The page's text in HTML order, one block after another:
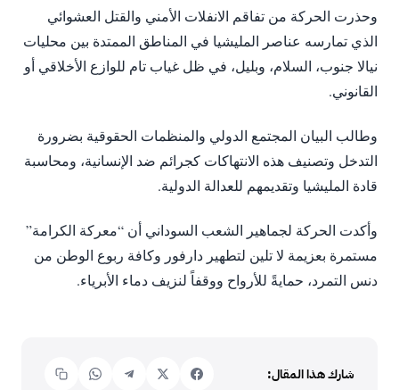
وحذرت الحركة من تفاقم الانفلات الأمني والقتل العشوائي
الذي تمارسه عناصر المليشيا في المناطق الممتدة بين محليات
نيالا جنوب، السلام، وبليل، في ظل غياب تام للوازع الأخلاقي أو
القانوني.
​وطالب البيان المجتمع الدولي والمنظمات الحقوقية بضرورة
التدخل وتصنيف هذه الانتهاكات كجرائم ضد الإنسانية، ومحاسبة
قادة المليشيا وتقديمهم للعدالة الدولية.
وأكدت الحركة لجماهير الشعب السوداني أن “معركة الكرامة”
مستمرة بعزيمة لا تلين لتطهير دارفور وكافة ربوع الوطن من
دنس التمرد، حمايةً للأرواح ووقفاً لنزيف دماء الأبرياء.
شارك هذا المقال: